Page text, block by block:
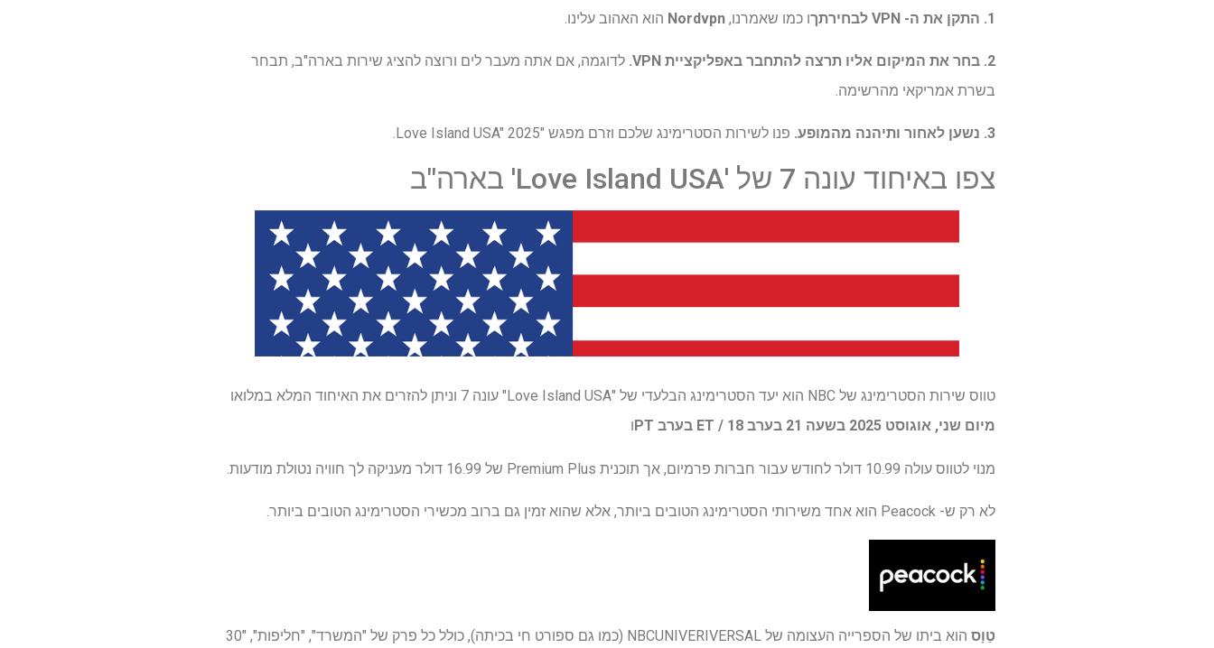
1. התקן את ה- VPN לבחירתך ו כמו שאמרנו, Nordvpn הוא האהוב עלינו.
2. בחר את המיקום אליו תרצה להתחבר באפליקציית VPN.
לדוגמה, אם אתה מעבר לים ורוצה להציג שירות בארה"ב, תבחר
בשרת אמריקאי מהרשימה.
3. נשען לאחור ותיהנה מהמופע. פנו לשירות הסטרימינג שלכם וזרם מפגש "Love Island USA" 2025.
צפו באיחוד עונה 7 של 'Love Island USA' בארה"ב
טווס שירות הסטרימינג של NBC הוא יעד הסטרימינג הבלעדי של "Love Island USA" עונה 7 וניתן להזרים את האיחוד המלא במלואו
מיום שני, אוגוסט 2025 בשעה 21 בערב ET / 18 בערב PT
ו
מנוי לטווס עולה 10.99 דולר לחודש עבור חברות פרמיום, אך תוכנית Premium Plus של 16.99 דולר מעניקה לך חוויה נטולת מודעות.
לא רק ש- Peacock הוא אחד משירותי הסטרימינג הטובים ביותר, אלא שהוא זמין גם ברוב מכשירי הסטרימינג הטובים ביותר.
טַוָס
הוא ביתו של הספרייה העצומה של NBCUNIVERIVERSAL (כמו גם ספורט חי בכיתה), כולל כל פרק של "המשרד", "חליפות", "30